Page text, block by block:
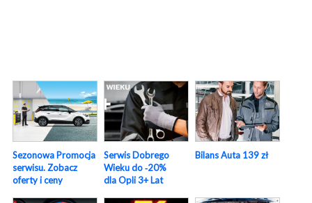
Sezonowa Promocja
serwisu. Zobacz
oferty i ceny
Serwis Dobrego
Wieku do ‑20%
dla Opli 3+ Lat
Bilans Auta 139 zł